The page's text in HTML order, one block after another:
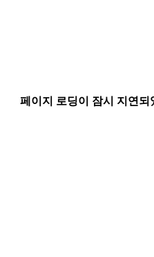
페이지 로딩이 잠시 지연